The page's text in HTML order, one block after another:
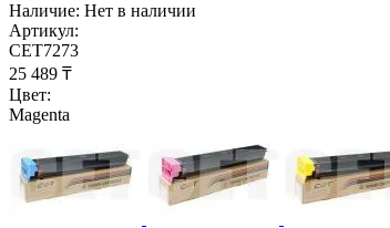
Наличие: Нет в наличии
Артикул:
CET7273
25 489 ₸
Цвет:
Magenta